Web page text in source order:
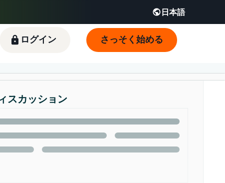
日本語
- JP English - JP
ログイン さっそく始める
スカッション